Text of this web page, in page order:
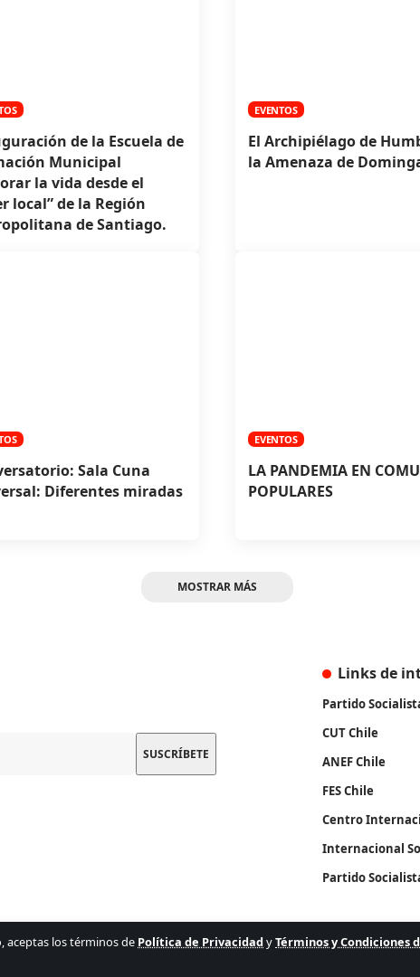
aceptas los términos de Política de PrivacidadyTérminos y Condiciones
de la Escuela de
Municipal
la vida desde el
local” de la Región
de Santiago.
EVENTOS
El Archipiélago de
la Amenaza de
Sala Cuna
Diferentes miradas
EVENTOS
LA PANDEMIA EN
POPULARES
MOSTRAR MÁS
Links de
Partido
CUT Chile
ANEF Chile
FES Chile
Centro
Internacional
Partido